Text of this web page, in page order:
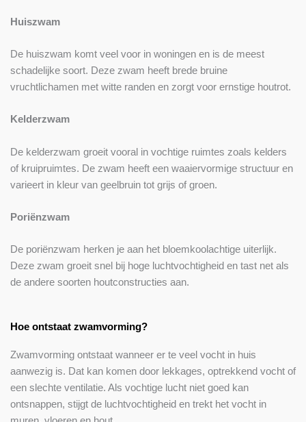
Huiszwam
De huiszwam komt veel voor in woningen en is de meest
schadelijke soort. Deze zwam heeft brede bruine
vruchtlichamen met witte randen en zorgt voor ernstige houtrot.
Kelderzwam
De kelderzwam groeit vooral in vochtige ruimtes zoals kelders
of kruipruimtes. De zwam heeft een waaiervormige structuur en
varieert in kleur van geelbruin tot grijs of groen.
Poriënzwam
De poriënzwam herken je aan het bloemkoolachtige uiterlijk.
Deze zwam groeit snel bij hoge luchtvochtigheid en tast net als
de andere soorten houtconstructies aan.
Hoe ontstaat zwamvorming?
Zwamvorming ontstaat wanneer er te veel vocht in huis
aanwezig is. Dat kan komen door lekkages, optrekkend vocht of
een slechte ventilatie. Als vochtige lucht niet goed kan
ontsnappen, stijgt de luchtvochtigheid en trekt het vocht in